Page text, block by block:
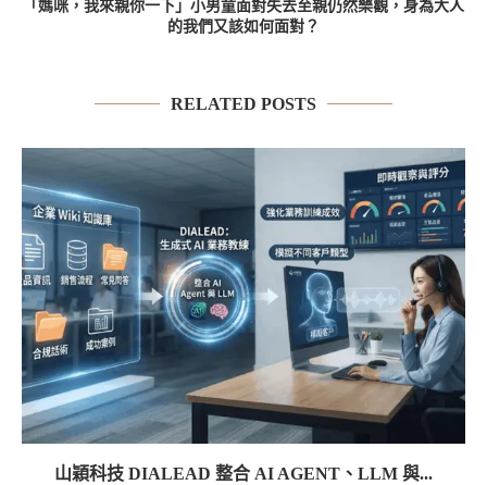
「媽咪，我來親你一下」小男童面對失去至親仍然樂觀，身為大人
的我們又該如何面對？
RELATED POSTS
山穎科技 DIALEAD 整合 AI AGENT、LLM 與...